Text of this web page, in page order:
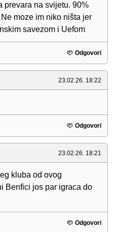
prevara na svijetu. 90%
moze im niko ništa jer
savezom i Uefom
Odgovori
23.02.26. 18:22
Odgovori
23.02.26. 18:21
kluba od ovog
Benfici jos par igraca do
Odgovori